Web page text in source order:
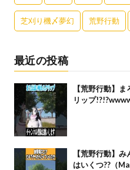
芝刈り機〆夢幻 荒野行動
最近の投稿
【荒野行動】
リップ
【荒野行動】
はいくつ??（